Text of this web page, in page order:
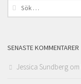
Sök
efter:
SENASTE KOMMENTARER
Jessica Sundberg om